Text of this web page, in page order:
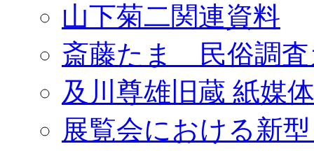
山下菊二関連資料
斎藤たま 民俗調査
及川尊雄旧蔵 紙媒
展覧会における新